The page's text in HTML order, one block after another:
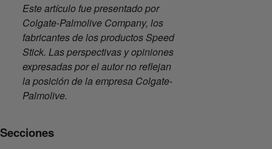
Este artículo fue presentado por
Colgate-Palmolive Company, los
fabricantes de los productos Speed
Stick. Las perspectivas y opiniones
expresadas por el autor no reflejan
la posición de la empresa Colgate-
Palmolive.
Secciones